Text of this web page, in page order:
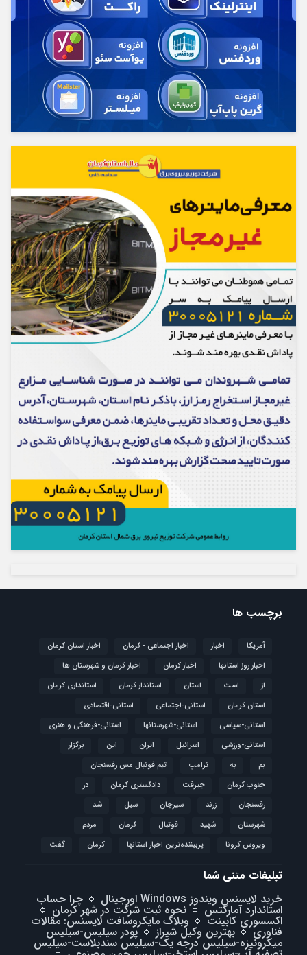
برچسب ها
آمریکا اخبار اخبار اجتماعی - کرمان
اخبار استان کرمان
اخبار روز استانها
اخبار کرمان
اخبار کرمان و شهرستان ها
از
است استان استاندار کرمان
استانداری کرمان
استان کرمان
استانی-اجتماعی
استانی-اقتصادی
استانی-سیاسی
استانی-شهرستانها
استانی-فرهنگی و هنری
استانی-ورزشی
اسرائیل ایران این
برگزار
بم
به ترامپ
تیم فوتبال مس رفسنجان
جنوب کرمان
جیرفت دادگستری کرمان
در
رفسنجان
زرند سیرجان سیل
شد
شهرستان
شهید فوتبال كرمان
مردم
ویروس کرونا
پربیننده‌ترین اخبار استانها کرمان گفت
تبلیغات متنی شما
خرید لایسنس ویندوز Windows اورجینال
🔹 چرا حساب
استاندارد آمارکتس 🔹نحوه ثبت شرکت در شهر کرمان 🔹
اکسسوری کابینت 🔹 وبلاگ مایکروسافت لایسنس: مقالات
فناوری🔹 بهترین وکیل شیراز 🔹پودر سیلیس-سیلیس
میکرونیزه-سیلیس درجه یک-سیلیس سندبلاست-سیلیس